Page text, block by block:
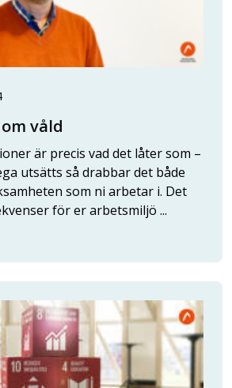
våld
är precis vad det låter som –
utsätts så drabbar det både
som ni arbetar i. Det
för er arbetsmiljö ...